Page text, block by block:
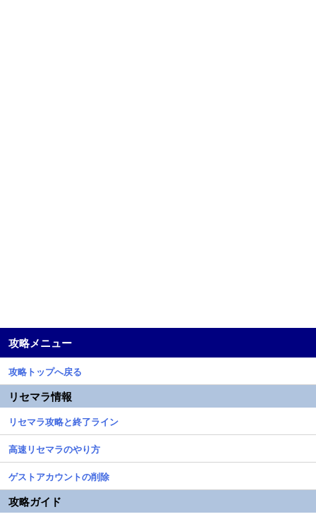
攻略メニュー
攻略トップへ戻る
リセマラ情報
リセマラ攻略と終了ライン
高速リセマラのやり方
ゲストアカウントの削除
攻略ガイド